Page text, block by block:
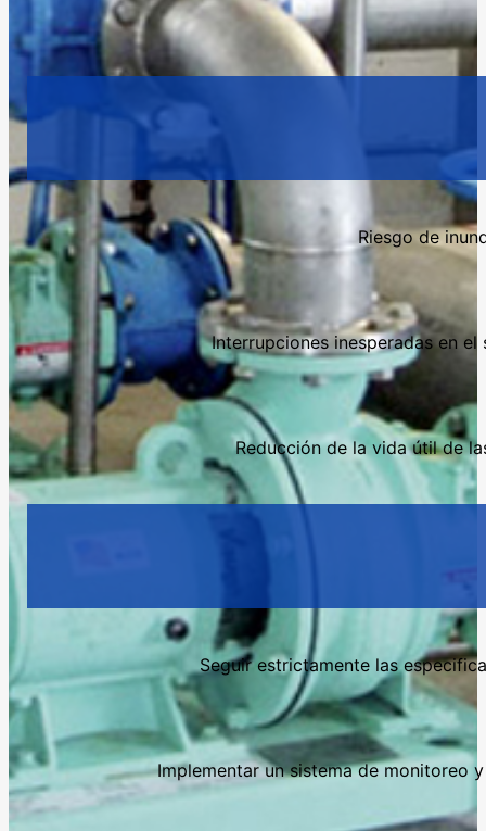
Riesgo de
Interrupciones inesperadas en
Reducción de la vida útil de
Seguir estrictamente las
Implementar un sistema de monitoreo